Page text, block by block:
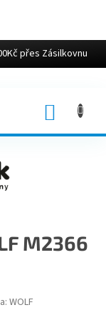
přes Zásilkovnu
M2366
WOLF